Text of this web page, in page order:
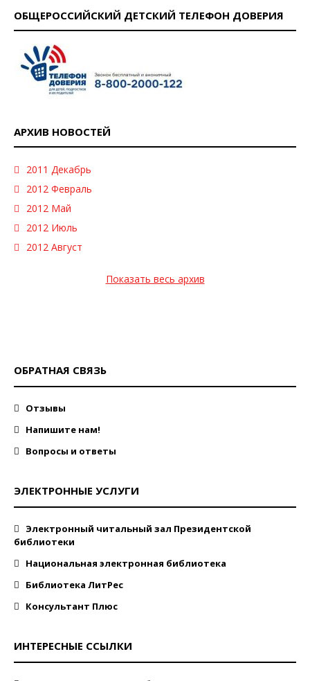
ОБЩЕРОССИЙСКИЙ ДЕТСКИЙ ТЕЛЕФОН ДОВЕРИЯ
АРХИВ НОВОСТЕЙ
2011 Декабрь
2012 Февраль
2012 Май
2012 Июль
2012 Август
Показать весь архив
ОБРАТНАЯ СВЯЗЬ
Отзывы
Напишите нам!
Вопросы и ответы
ЭЛЕКТРОННЫЕ УСЛУГИ
Электронный читальный зал Президентской
библиотеки
Национальная электронная библиотека
Библиотека ЛитРес
Консультант Плюс
ИНТЕРЕСНЫЕ ССЫЛКИ